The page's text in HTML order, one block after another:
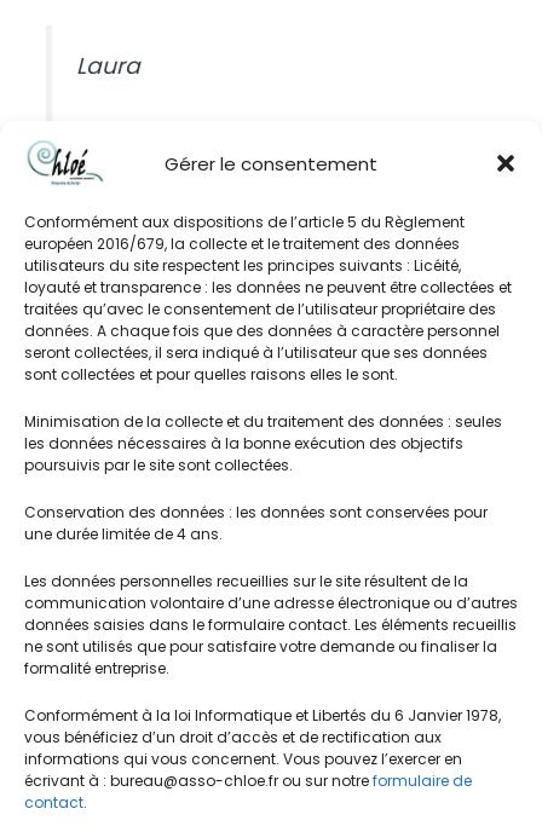
Gérer le consentement
Conformément aux dispositions de l’article 5 du Règlement
européen 2016/679, la collecte et le traitement des données
utilisateurs du site respectent les principes suivants : Licéité,
loyauté et transparence : les données ne peuvent être collectées et
traitées qu’avec le consentement de l’utilisateur propriétaire des
données. A chaque fois que des données à caractère personnel
seront collectées, il sera indiqué à l’utilisateur que ses données
sont collectées et pour quelles raisons elles le sont.
Minimisation de la collecte et du traitement des données : seules
les données nécessaires à la bonne exécution des objectifs
poursuivis par le site sont collectées.
Conservation des données : les données sont conservées pour
une durée limitée de 4 ans.
Les données personnelles recueillies sur le site résultent de la
communication volontaire d’une adresse électronique ou d’autres
données saisies dans le formulaire contact. Les éléments recueillis
ne sont utilisés que pour satisfaire votre demande ou finaliser la
formalité entreprise.
Conformément à la loi Informatique et Libertés du 6 Janvier 1978,
vous bénéficiez d’un droit d’accès et de rectification aux
informations qui vous concernent. Vous pouvez l’exercer en
écrivant à : bureau@asso-chloe.fr ou sur notreformulaire de
contact.
Laura
Menu
Association Chloé Auvergne Surdité
88 rue de l’Oradou
63000 Clermont-Ferrand